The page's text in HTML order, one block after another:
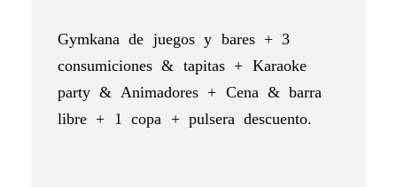
Gymkana de juegos y bares + 3
consumiciones & tapitas + Karaoke
party & Animadores + Cena & barra
libre + 1 copa + pulsera descuento.